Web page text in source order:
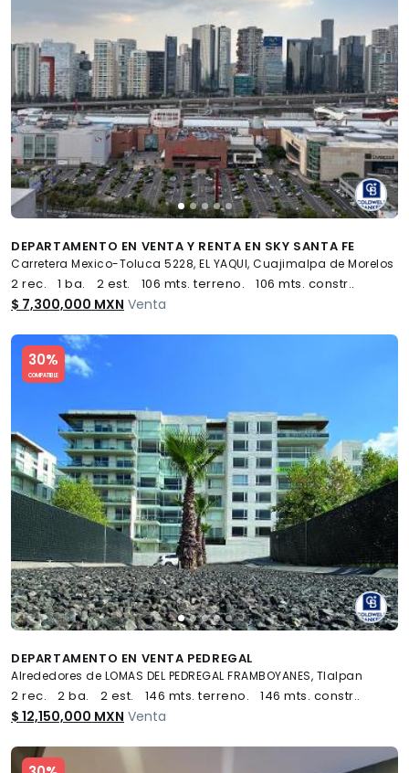
DEPARTAMENTO EN VENTA Y RENTA EN SKY SANTA FE
Carretera Mexico-Toluca 5228, EL YAQUI, Cuajimalpa de Morelos
2 rec. 1 ba. 2 est. 106 mts. terreno. 106 mts. constr..
$ 7,300,000 MXN Venta
30%
COMPATIBLE
Slide 1 of 5
DEPARTAMENTO EN VENTA PEDREGAL
Alrededores de LOMAS DEL PEDREGAL FRAMBOYANES, Tlalpan
2 rec. 2 ba. 2 est. 146 mts. terreno. 146 mts. constr..
$ 12,150,000 MXN Venta
Slide 1 of 5